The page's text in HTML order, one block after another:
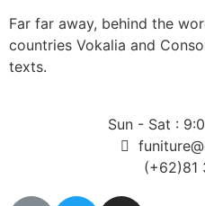
Far far away, behind the
countries Vokalia and
texts.
Sun - Sat :
(+62)81